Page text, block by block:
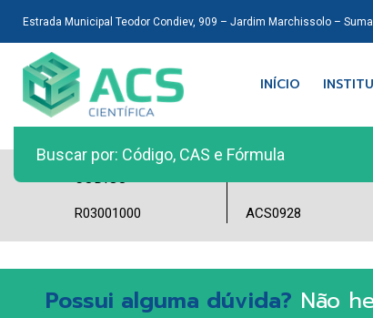
Estrada Municipal Teodor Condiev, 909 – Jardim Marchissolo –
INÍCIO
R03001000 ACS0928
Possui alguma dúvida? Não